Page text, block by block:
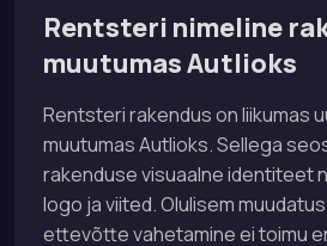
Rentsteri nimeline
muutumas Autlioks
Rentsteri rakendus on liikumas
muutumas Autlioks. Sellega
rakenduse visuaalne identiteet
logo ja viited. Olulisem
ettevõtte vahetamine ei toimu